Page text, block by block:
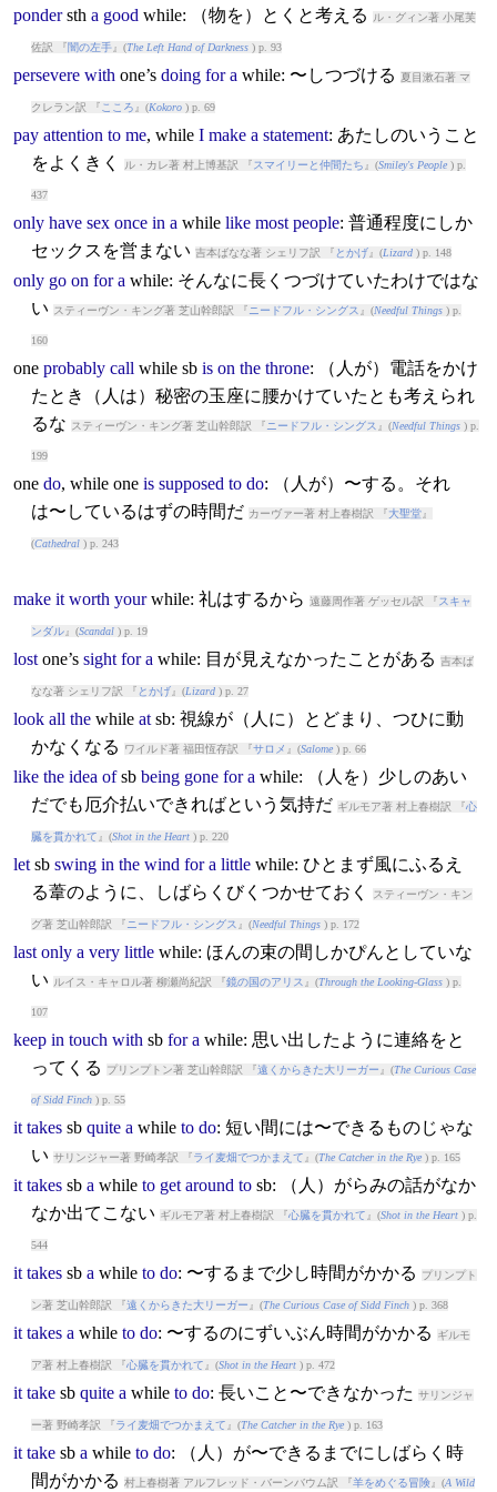
pondersth a good while: （物を）とくと考える ル・グィン著 小尾芙
佐訳 『闇の左手』(The Left Hand of Darkness) p. 93
persevere with one’s doing for a while: 〜しつづける 夏目漱石著 マ
クレラン訳 『 こころ 』(Kokoro) p. 69
pay attention to me, while I make a statement: あたしのいうこと
をよくきく
ル・カレ著 村上博基訳 『スマイリーと仲間たち 』(Smiley's People) p.
437
only have sex once in a while like most people: 普通程度にしか
セックスを営まない 吉本ばなな著 シェリフ訳 『 とかげ』(Lizard) p. 148
only go on for a while: そんなに長くつづけていたわけではな
い
スティーヴン・キング著 芝山幹郎訳 『 ニードフル・シングス 』(Needful Things) p.
160
one probably call whilesb is on the throne: （人が）電話をかけ
たとき（人は）秘密の玉座に腰かけていたとも考えられ
るな
スティーヴン・キング著 芝山幹郎訳 『 ニードフル・シングス 』(Needful Things) p.
199
one do, whileone is supposed to do: （人が）〜する。それ
は〜しているはずの時間だ カーヴァー著 村上春樹訳 『大聖堂』
(Cathedral) p. 243
make it worth your while: 礼はするから 遠藤周作著 ゲッセル訳 『スキャ
ンダル』(Scandal) p. 19
lostone’s sight for a while: 目が見えなかったことがある 吉本ば
なな著 シェリフ訳 『 とかげ』(Lizard) p. 27
look all the while atsb: 視線が（人に）とどまり、つひに動
かなくなる
ワイルド著 福田恆存訳 『サロメ 』(Salome) p. 66
like the idea ofsb being gone for a while: （人を）少しのあい
だでも厄介払いできればという気持だ ギルモア著 村上春樹訳 『心
臓を貫かれて 』(Shot in the Heart) p. 220
letsb swing in the wind for a little while: ひとまず風にふるえ
る葦のように、しばらくびくつかせておく
スティーヴン・キン
グ著 芝山幹郎訳 『 ニードフル・シングス 』(Needful Things) p. 172
last only a very little while: ほんの束の間しかぴんとしていな
い
ルイス・キャロル著 柳瀬尚紀訳 『鏡の国のアリス 』(Through the Looking-Glass) p.
107
keep in touch with sb for a while: 思い出したように連絡をと
ってくる
プリンプトン著 芝山幹郎訳 『遠くからきた大リーガー 』(The Curious Case
of Sidd Finch) p. 55
it takessb quite a while to do: 短い間には〜できるものじゃな
い サリンジャー著 野崎孝訳 『ライ麦畑でつかまえて 』(The Catcher in the Rye) p. 165
it takessb a while to get around tosb: （人）がらみの話がなか
なか出てこない ギルモア著 村上春樹訳 『心臓を貫かれて 』(Shot in the Heart) p.
544
it takessb a while to do: 〜するまで少し時間がかかる プリンプト
ン著 芝山幹郎訳 『遠くからきた大リーガー 』(The Curious Case of Sidd Finch) p. 368
it takes a while to do: 〜するのにずいぶん時間がかかる ギルモ
ア著 村上春樹訳 『心臓を貫かれて 』(Shot in the Heart) p. 472
it takesb quite a while to do: 長いこと〜できなかった サリンジャ
ー著 野崎孝訳 『ライ麦畑でつかまえて 』(The Catcher in the Rye) p. 163
it takesb a while to do: （人）が〜できるまでにしばらく時
間がかかる 村上春樹著 アルフレッド・バーンバウム訳 『羊をめぐる冒険』(A Wild